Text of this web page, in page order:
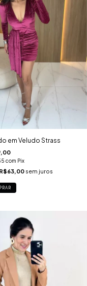
em Veludo Strass
com Pix
R$63,00 sem juros